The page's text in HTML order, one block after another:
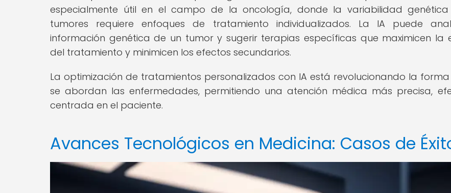
especialmente útil en el campo de la oncología, donde la variabilidad
tumores requiere enfoques de tratamiento individualizados. La IA puede
información genética de un tumor y sugerir terapias específicas que maximicen la
del tratamiento y minimicen los efectos secundarios.
La optimización de tratamientos personalizados con IA está revolucionando la
se abordan las enfermedades, permitiendo una atención médica más precisa,
centrada en el paciente.
Avances Tecnológicos en Medicina: Casos de